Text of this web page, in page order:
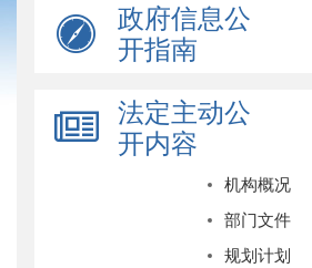
政府信息公
开指南
法定主动公
开内容
机构概况
部门文件
规划计划